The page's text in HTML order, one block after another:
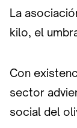
La
kilo, el
Con
sector
social del